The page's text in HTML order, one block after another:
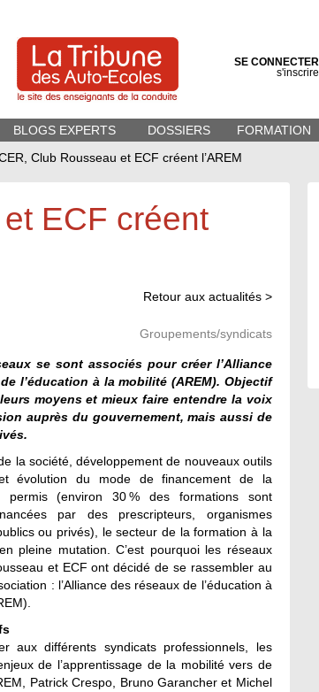
SE CONNECTER
s'inscrire
BLOGS EXPERTS DOSSIERS FORMATION
Club Rousseau et ECF créent l’AREM
ECF créent
Retour aux actualités >
Groupements/syndicats
se sont associés pour créer l’Alliance
l’éducation à la mobilité (AREM). Objectif
moyens et mieux faire entendre la voix
auprès du gouvernement, mais aussi de
la société, développement de nouveaux outils
évolution du mode de financement de la
permis (environ 30 % des formations sont
par des prescripteurs, organismes
ou privés), le secteur de la formation à la
pleine mutation. C’est pourquoi les réseaux
et ECF ont décidé de se rassembler au
: l’Alliance des réseaux de l’éducation à
aux différents syndicats professionnels, les
de l’apprentissage de la mobilité vers de
Patrick Crespo, Bruno Garancher et Michel